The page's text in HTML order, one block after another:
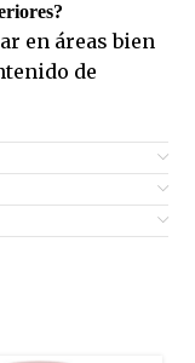
en áreas bien
de